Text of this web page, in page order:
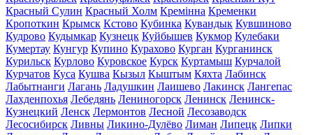
Красный Сулин Красный Холм Кремінна Кременки
Кропоткин Крымск Кстово Кубинка Кувандык Кувшиново
Кудрово Кудымкар Кузнецк Куйбышев Кукмор Кулебаки
Кумертау Кунгур Купино Курахово Курган Курганинск
Курильск Курлово Куровское Курск Куртамыш Курчалой
Курчатов Куса Кушва Кызыл Кыштым Кяхта Лабинск
Лабытнанги Лагань Ладушкин Лаишево Лакинск Лангепас
Лахденпохья Лебедянь Лениногорск Ленинск Ленинск-
Кузнецкий Ленск Лермонтов Лесной Лесозаводск
Лесосибирск Ливны Ликино-Дулёво Лиман Липецк Липки